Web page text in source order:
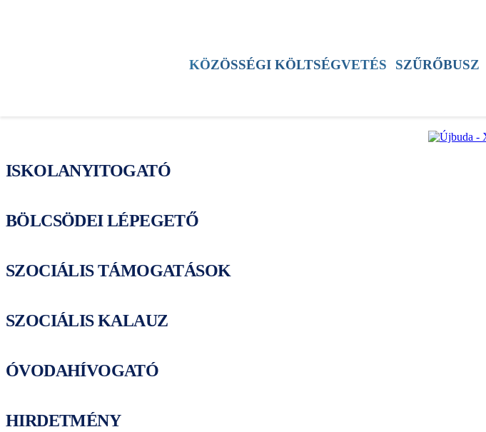
KÖZÖSSÉGI KÖLTSÉGVETÉS SZŰRŐBUSZ
ISKOLANYITOGATÓ
BÖLCSÖDEI LÉPEGETŐ
SZOCIÁLIS TÁMOGATÁSOK
SZOCIÁLIS KALAUZ
ÓVODAHÍVOGATÓ
HIRDETMÉNY